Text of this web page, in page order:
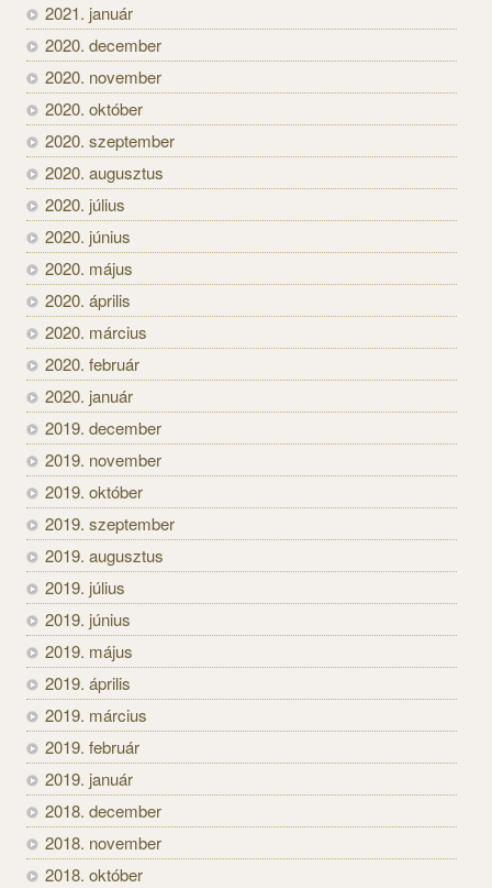
2021. január
2020. december
2020. november
2020. október
2020. szeptember
2020. augusztus
2020. július
2020. június
2020. május
2020. április
2020. március
2020. február
2020. január
2019. december
2019. november
2019. október
2019. szeptember
2019. augusztus
2019. július
2019. június
2019. május
2019. április
2019. március
2019. február
2019. január
2018. december
2018. november
2018. október